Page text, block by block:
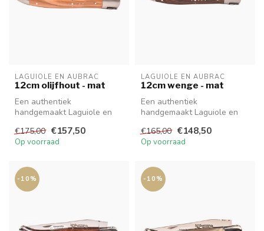
LAGUIOLE EN AUBRAC
12cm olijfhout - mat
Een authentiek
handgemaakt Laguiole en
kwaliteit met prachti...
€175,00 €157,50
Op voorraad
LAGUIOLE EN AUBRAC
12cm wenge - mat
Een authentiek
handgemaakt Laguiole en
kwaliteit met prachti...
€165,00 €148,50
Op voorraad
-10% -10%